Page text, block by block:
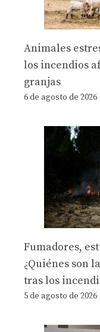
Animales
los incendios
granjas
6 de agosto de 2026
Fumadores,
¿Quiénes son
tras los
5 de agosto de 2026